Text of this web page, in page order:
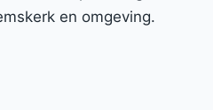
en omgeving.